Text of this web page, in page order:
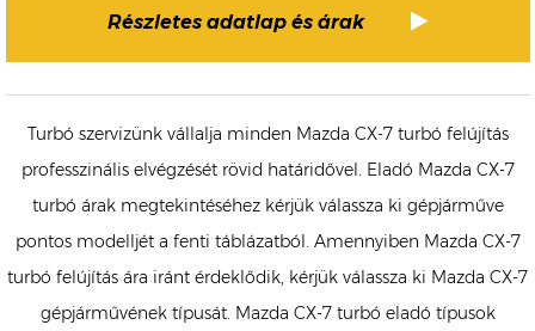
Részletes adatlap és árak
Turbó szervizünk vállalja minden Mazda CX-7 turbó felújítás
professzinális elvégzését rövid határidővel. Eladó Mazda CX-7
turbó árak megtekintéséhez kérjük válassza ki gépjárműve
pontos modelljét a fenti táblázatból. Amennyiben Mazda CX-7
turbó felújítás ára iránt érdeklődik, kérjük válassza ki Mazda CX-7
gépjárművének típusát. Mazda CX-7 turbó eladó típusok